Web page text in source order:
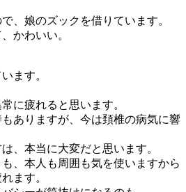
、娘のズックを借りています。
かわいい。
ます。
に疲れると思います。
ありますが、今は頚椎の病気に響
、本当に大変だと思います。
、本人も周囲も気を使いますから
ます。